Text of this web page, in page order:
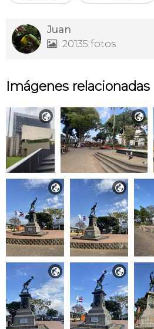
Juan
 20135 fotos
Imágenes relacionadas
 
 
 